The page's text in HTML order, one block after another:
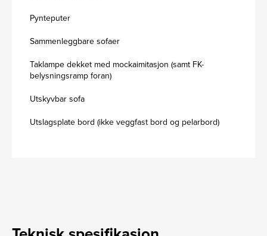
Pynteputer
Sammenleggbare sofaer
Taklampe dekket med mockaimitasjon (samt FK-
belysningsramp foran)
Utskyvbar sofa
Utslagsplate bord (ikke veggfast bord og pelarbord)